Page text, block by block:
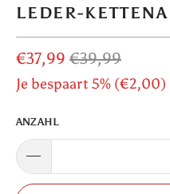
LEDER-
€37,99 €39,99
Je bespaart 5% (€2,00)
ANZAHL